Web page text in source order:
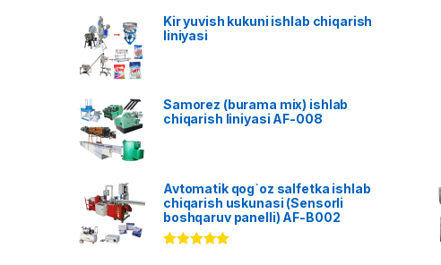
Kir yuvish kukuni ishlab chiqarish
liniyasi
Samorez (burama mix) ishlab
chiqarish liniyasi AF-008
Avtomatik qog`oz salfetka ishlab
chiqarish uskunasi (Sensorli
boshqaruv panelli) AF-B002